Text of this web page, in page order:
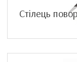
Стілець